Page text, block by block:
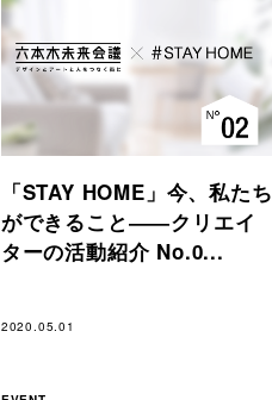
「STAY HOME」今、私たち
ができること――クリエイ
ターの活動紹介 No.0...
2020.05.01